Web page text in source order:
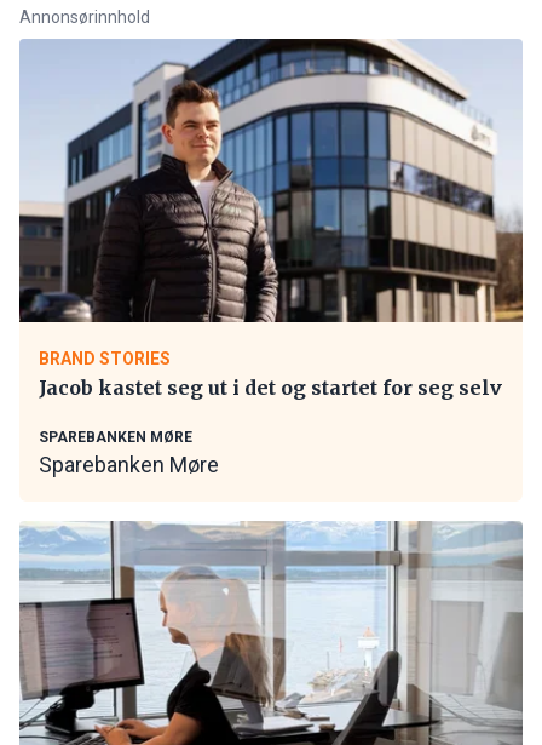
Annonsørinnhold
BRAND STORIES
Jacob kastet seg ut i det og startet for seg selv
SPAREBANKEN MØRE
Sparebanken Møre